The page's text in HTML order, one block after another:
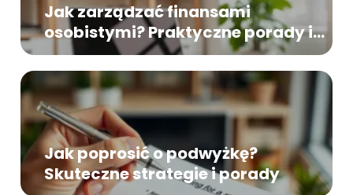
Jak zarządzać finansami
osobistymi? Praktyczne porady i
zasady
Jak poprosić o podwyżkę?
Skuteczne strategie i porady